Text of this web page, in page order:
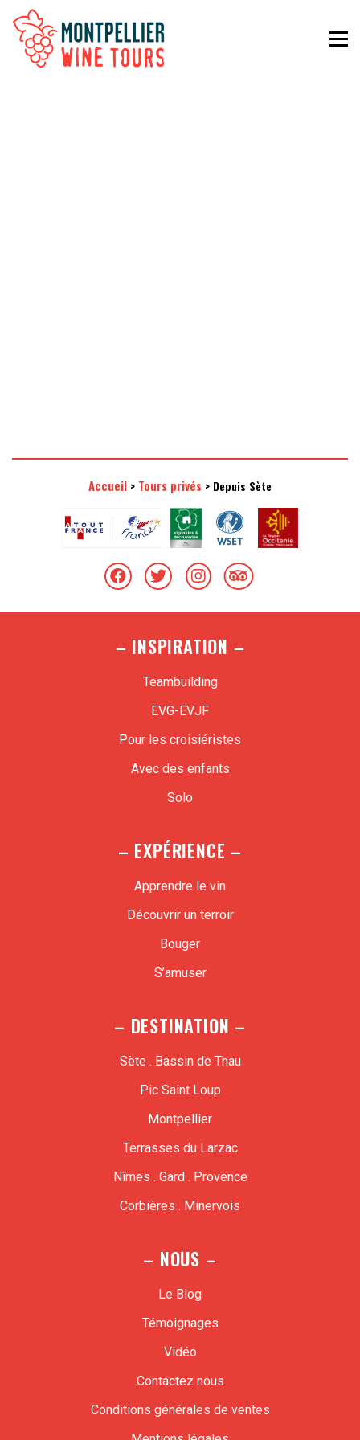
Accueil > Tours privés > Depuis Sète
– INSPIRATION –
Teambuilding
EVG-EVJF
Pour les croisiéristes
Avec des enfants
Solo
– EXPÉRIENCE –
Apprendre le vin
Découvrir un terroir
Bouger
S’amuser
– DESTINATION –
Sète . Bassin de Thau
Pic Saint Loup
Montpellier
Terrasses du Larzac
Nîmes . Gard . Provence
Corbières . Minervois
– NOUS –
Le Blog
Témoignages
Vidéo
Contactez nous
Conditions générales de ventes